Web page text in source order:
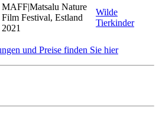
MAFF|Matsalu Nature
Film Festival, Estland
2021
Wilde
Tierkinder
und Preise finden Sie hier